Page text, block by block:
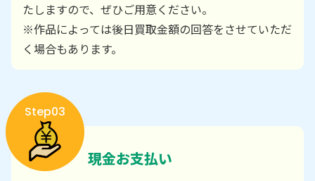
たしますので、ぜひご用意ください。
※作品によっては後日買取金額の回答をさせていただ
く場合もあります。
Step03
現金お支払い